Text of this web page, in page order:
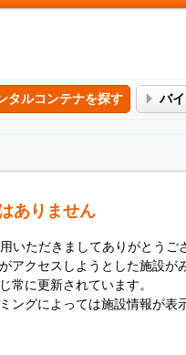
タルコンテナを探す バ
ありません
いただきましてありがとうご
アクセスしようとした施設が
常に更新されています。
ングによっては施設情報が表